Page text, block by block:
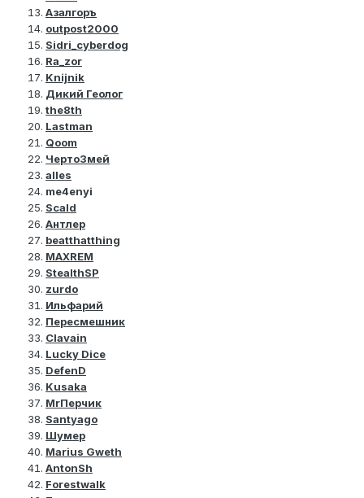
Азалгоръ
outpost2000
Sidri_cyberdog
Ra_zor
Knijnik
Дикий Геолог
the8th
Lastman
Qoom
ЧертоЗмей
alles
me4enyi
Scald
Антлер
beatthatthing
MAXREM
StealthSP
zurdo
Ильфарий
Пересмешник
Clavain
Lucky Dice
DefenD
Kusaka
MrПерчик
Santyago
Шумер
Marius Gweth
AntonSh
Forestwalk